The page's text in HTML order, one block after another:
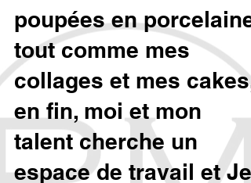
Moi et ma collection de
poupées en porcelaine,
tout comme mes
collages et mes cakes,
en fin, moi et mon
talent cherche un